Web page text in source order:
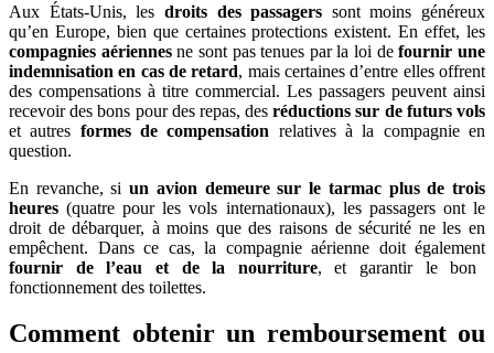
Aux États-Unis, les droits des passagers sont moins généreux
qu’en Europe, bien que certaines protections existent. En effet, les
compagnies aériennesne sont pas tenues par la loi defournir une
indemnisation en cas de retard, mais certaines d’entre elles offrent
des compensations à titre commercial. Les passagers peuvent ainsi
recevoir des bons pour des repas, desréductions sur de futurs vols
et autres formes de compensation relatives à la compagnie en
question.
En revanche, siun avion demeure sur le tarmac plus de trois
heures (quatre pour les vols internationaux), les passagers ont le
droit de débarquer, à moins que des raisons de sécurité ne les en
empêchent. Dans ce cas, la compagnie aérienne doit également
fournir de l’eau et de la nourriture, et garantir le bon
fonctionnement des toilettes.
Comment obtenir un remboursement ou